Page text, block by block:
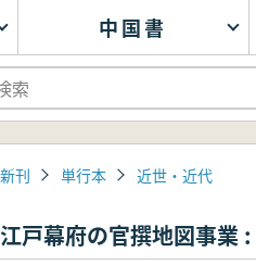
中国書
新刊 単行本 近世・近代
江戸幕府の官撰地図事業